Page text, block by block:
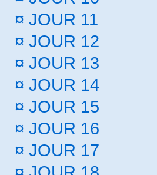
¤ JOUR 11
¤ JOUR 12
¤ JOUR 13
¤ JOUR 14
¤ JOUR 15
¤ JOUR 16
¤ JOUR 17